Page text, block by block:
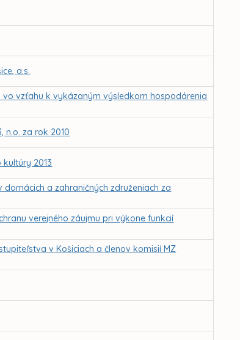
a.s.
vzťahu k vykázaným výsledkom hospodárenia
n.o. za rok 2010
2013
a zahraničných združeniach za
verejného záujmu pri výkone funkcií
v Košiciach a členov komisií MZ